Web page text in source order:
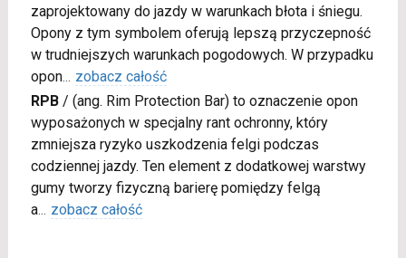
zaprojektowany do jazdy w warunkach błota i śniegu.
Opony z tym symbolem oferują lepszą przyczepność
w trudniejszych warunkach pogodowych. W przypadku
opon... zobacz całość
RPB/ (ang. Rim Protection Bar) to oznaczenie opon
wyposażonych w specjalny rant ochronny, który
zmniejsza ryzyko uszkodzenia felgi podczas
codziennej jazdy. Ten element z dodatkowej warstwy
gumy tworzy fizyczną barierę pomiędzy felgą
a... zobacz całość